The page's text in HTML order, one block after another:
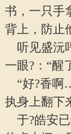
书，一只手
背上，防止
听见盛沅
一眼?：“醒
“好?香啊
执身上翻下
于?皓安已